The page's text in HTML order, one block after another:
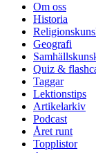
Om oss
Historia
Geografi
Quiz &
Taggar
Lektionstips
Artikelarkiv
Podcast
Året runt
Topplistor